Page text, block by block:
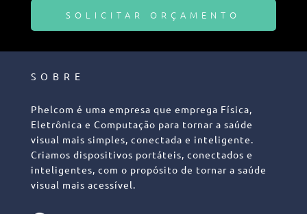
SOLICITAR ORÇAMENTO
SOBRE
Phelcom é uma empresa que emprega Física,
Eletrônica e Computação para tornar a saúde
visual mais simples, conectada e inteligente.
Criamos dispositivos portáteis, conectados e
inteligentes, com o propósito de tornar a saúde
visual mais acessível.